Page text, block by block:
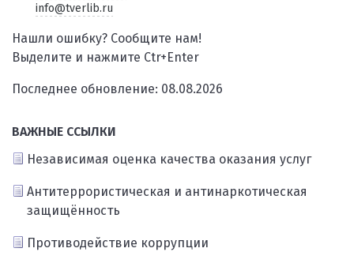
info@tverlib.ru
Нашли ошибку? Сообщите нам!
Выделите и нажмите Ctr+Enter
Последнее обновление: 08.08.2026
ВАЖНЫЕ ССЫЛКИ
Независимая оценка качества оказания услуг
Антитеррористическая и антинаркотическая
защищённость
Противодействие коррупции